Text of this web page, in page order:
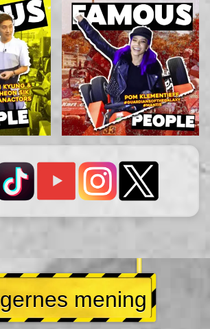
mening